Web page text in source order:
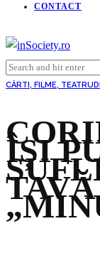
CONTACT
CĂRTI, FILME, TEATRU
ÎȘI